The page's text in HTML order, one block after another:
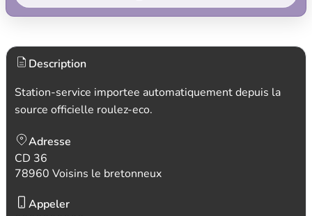
Description
Station-service importee automatiquement depuis la
source officielle roulez-eco.
Adresse
CD 36
78960 Voisins le bretonneux
Appeler